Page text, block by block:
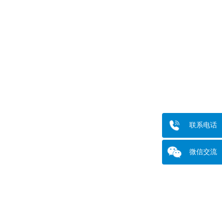
联系电话
微信交流